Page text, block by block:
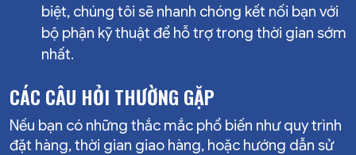
biệt, chúng tôi sẽ nhanh chóng kết nối bạn với
bộ phận kỹ thuật để hỗ trợ trong thời gian sớm
nhất.
CÁC CÂU HỎI THƯỜNG GẶP
Nếu bạn có những thắc mắc phổ biến như quy trình
đặt hàng, thời gian giao hàng, hoặc hướng dẫn sử